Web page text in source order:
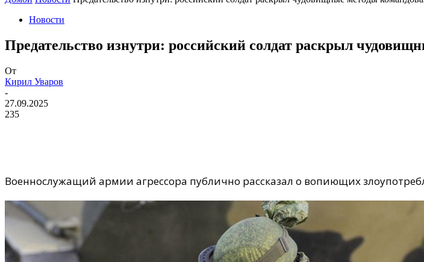
Новости
Предательство изнутри: российский солдат раскрыл
От
Кирил Уваров
-
27.09.2025
235
Военнослужащий армии агрессора публично рассказал о вопиющих